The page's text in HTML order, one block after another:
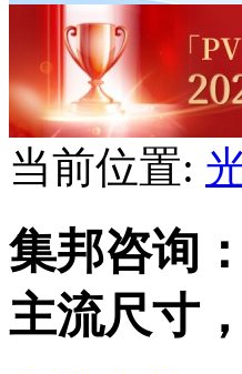
当前位置:
集邦咨询
主流尺寸